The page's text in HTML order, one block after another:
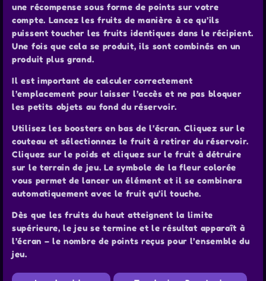
une récompense sous forme de points sur votre
compte. Lancez les fruits de manière à ce qu’ils
puissent toucher les fruits identiques dans le récipient.
Une fois que cela se produit, ils sont combinés en un
produit plus grand.
Il est important de calculer correctement
l’emplacement pour laisser l’accès et ne pas bloquer
les petits objets au fond du réservoir.
Utilisez les boosters en bas de l’écran. Cliquez sur le
couteau et sélectionnez le fruit à retirer du réservoir.
Cliquez sur le poids et cliquez sur le fruit à détruire
sur le terrain de jeu. Le symbole de la fleur colorée
vous permet de lancer un élément et il se combinera
automatiquement avec le fruit qu’il touche.
Dès que les fruits du haut atteignent la limite
supérieure, le jeu se termine et le résultat apparaît à
l’écran – le nombre de points reçus pour l’ensemble du
jeu.